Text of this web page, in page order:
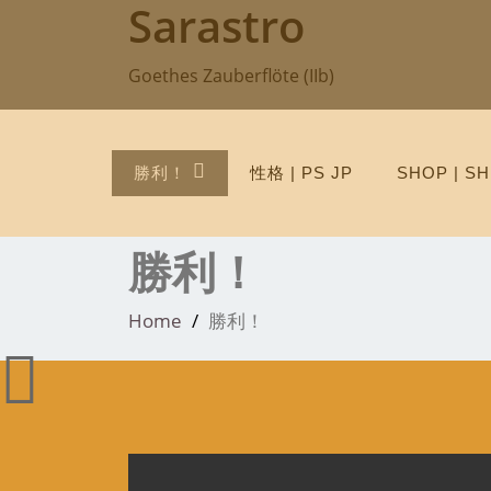
Sarastro
Goethes Zauberflöte (IIb)
勝利！ 性格 | PS JP SHOP |
勝利！
Home 勝利！